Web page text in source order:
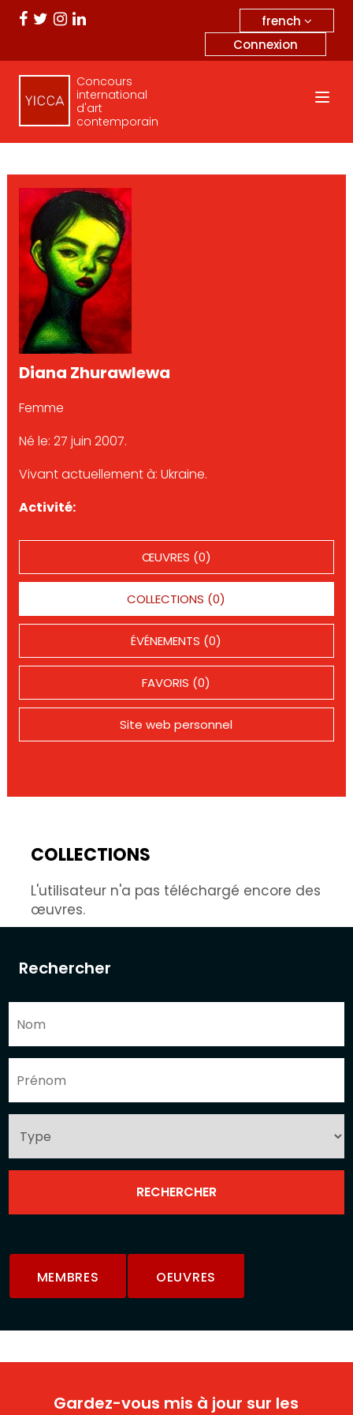
french
Connexion
Concours
international
d'art
contemporain
Rechercher
MEMBRES OEUVRES
Diana Zhurawlewa
Femme
Né le: 27 juin 2007.
Vivant actuellement à: Ukraine.
Activité:
ŒUVRES (0)
COLLECTIONS (0)
ÉVÉNEMENTS (0)
FAVORIS (0)
Site web personnel
COLLECTIONS
L'utilisateur n'a pas téléchargé encore des
œuvres.
Gardez-vous mis à jour sur les